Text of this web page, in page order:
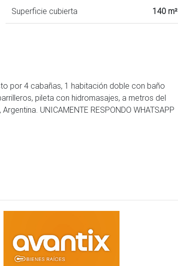
Superficie cubierta 140 m²
por 4 cabañas, 1 habitación doble con baño
pileta con hidromasajes, a metros del
UNICAMENTE RESPONDO WHATSAPP